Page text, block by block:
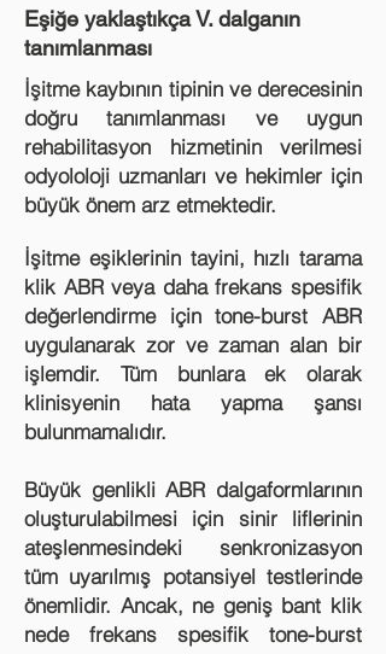
Eşiğe yaklaştıkça V. dalganın
tanımlanması
İşitme kaybının tipinin ve derecesinin
doğru tanımlanması ve uygun
rehabilitasyon hizmetinin verilmesi
odyololoji uzmanları ve hekimler için
büyük önem arz etmektedir.
İşitme eşiklerinin tayini, hızlı tarama
klik ABR veya daha frekans spesifik
değerlendirme için tone-burst ABR
uygulanarak zor ve zaman alan bir
işlemdir. Tüm bunlara ek olarak
klinisyenin hata yapma şansı
bulunmamalıdır.
Büyük genlikli ABR dalgaformlarının
oluşturulabilmesi için sinir liflerinin
ateşlenmesindeki senkronizasyon
tüm uyarılmış potansiyel testlerinde
önemlidir. Ancak, ne geniş bant klik
nede frekans spesifik tone-burst